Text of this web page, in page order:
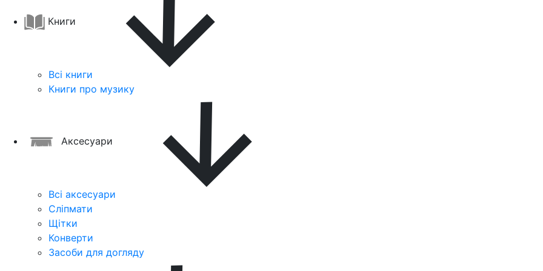
Книги
Всі книги
Книги про музику
Аксесуари
Всі аксесуари
Сліпмати
Щітки
Конверти
Засоби для догляду